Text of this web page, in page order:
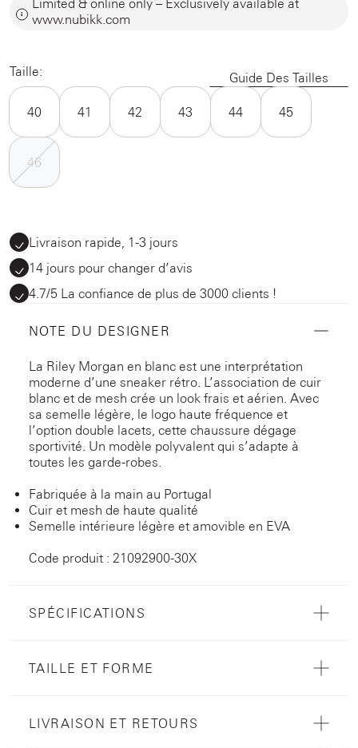
Limited & online only – Exclusively available at
www.nubikk.com
Taille: Guide Des Tailles
40 41 42 43 44 45
46
Livraison rapide, 1-3 jours
14 jours pour changer d’avis
4.7/5 La confiance de plus de 3000 clients !
NOTE DU DESIGNER
La Riley Morgan en blanc est une interprétation
moderne d’une sneaker rétro. L’association de cuir
blanc et de mesh crée un look frais et aérien. Avec
sa semelle légère, le logo haute fréquence et
l’option double lacets, cette chaussure dégage
sportivité. Un modèle polyvalent qui s’adapte à
toutes les garde-robes.
Fabriquée à la main au Portugal
Cuir et mesh de haute qualité
Semelle intérieure légère et amovible en EVA
Code produit : 21092900-30X
SPÉCIFICATIONS
TAILLE ET FORME
LIVRAISON ET RETOURS